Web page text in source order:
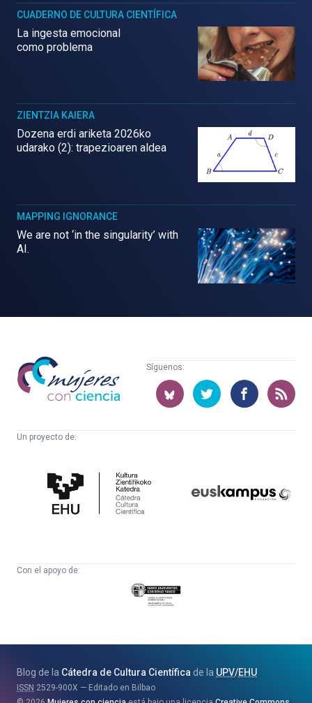
CUADERNO DE CULTURA CIENTÍFICA
La ingesta emocional
como problema
ZIENTZIA KAIERA
Dozena erdi ariketa 2026ko
udarako (2): trapezioaren aldea
MAPPING IGNORANCE
We are not ‘in the singularity’ with
AI.
Mujeres
con
ciencia
Síguenos:
Un proyecto de:
Cultura
Científica
Con el apoyo de:
Eusko
Jaurlaritza
eta
Berrikuntza
Blog de la Cátedra de Cultura Científica de la UPV/EHU
ISSN 2529-900X
Editado en Bilbao